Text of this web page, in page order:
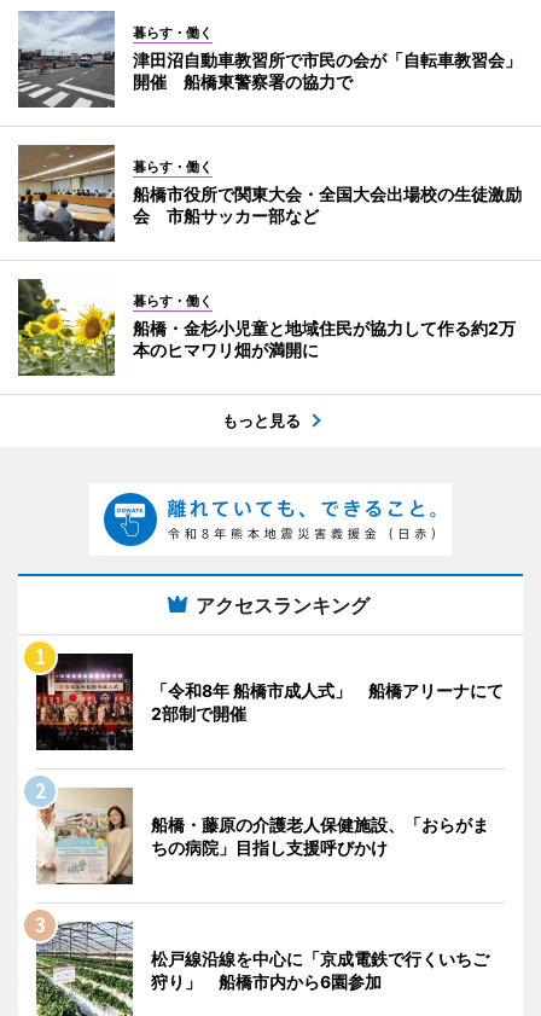
暮らす・働く
津田沼自動車教習所で市民の会が「自転車教習会」
開催 船橋東警察署の協力で
暮らす・働く
船橋市役所で関東大会・全国大会出場校の生徒激励
会 市船サッカー部など
暮らす・働く
船橋・金杉小児童と地域住民が協力して作る約2万
本のヒマワリ畑が満開に
もっと見る
アクセスランキング
「令和8年 船橋市成人式」 船橋アリーナにて
2部制で開催
船橋・藤原の介護老人保健施設、「おらがま
ちの病院」目指し支援呼びかけ
松戸線沿線を中心に「京成電鉄で行くいちご
狩り」 船橋市内から6園参加